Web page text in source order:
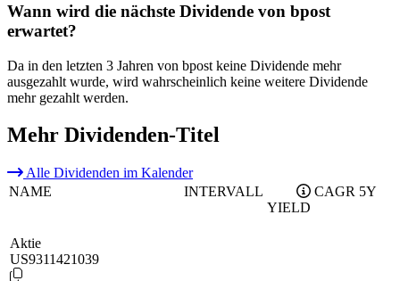
Wann wird die nächste Dividende von bpost
erwartet?
Da in den letzten 3 Jahren von bpost keine Dividende mehr
ausgezahlt wurde, wird wahrscheinlich keine weitere Dividende
mehr gezahlt werden.
Mehr Dividenden-Titel
Alle Dividenden im Kalender
NAME
INTERVALL
YIELD
CAGR 5Y
Aktie
US9311421039